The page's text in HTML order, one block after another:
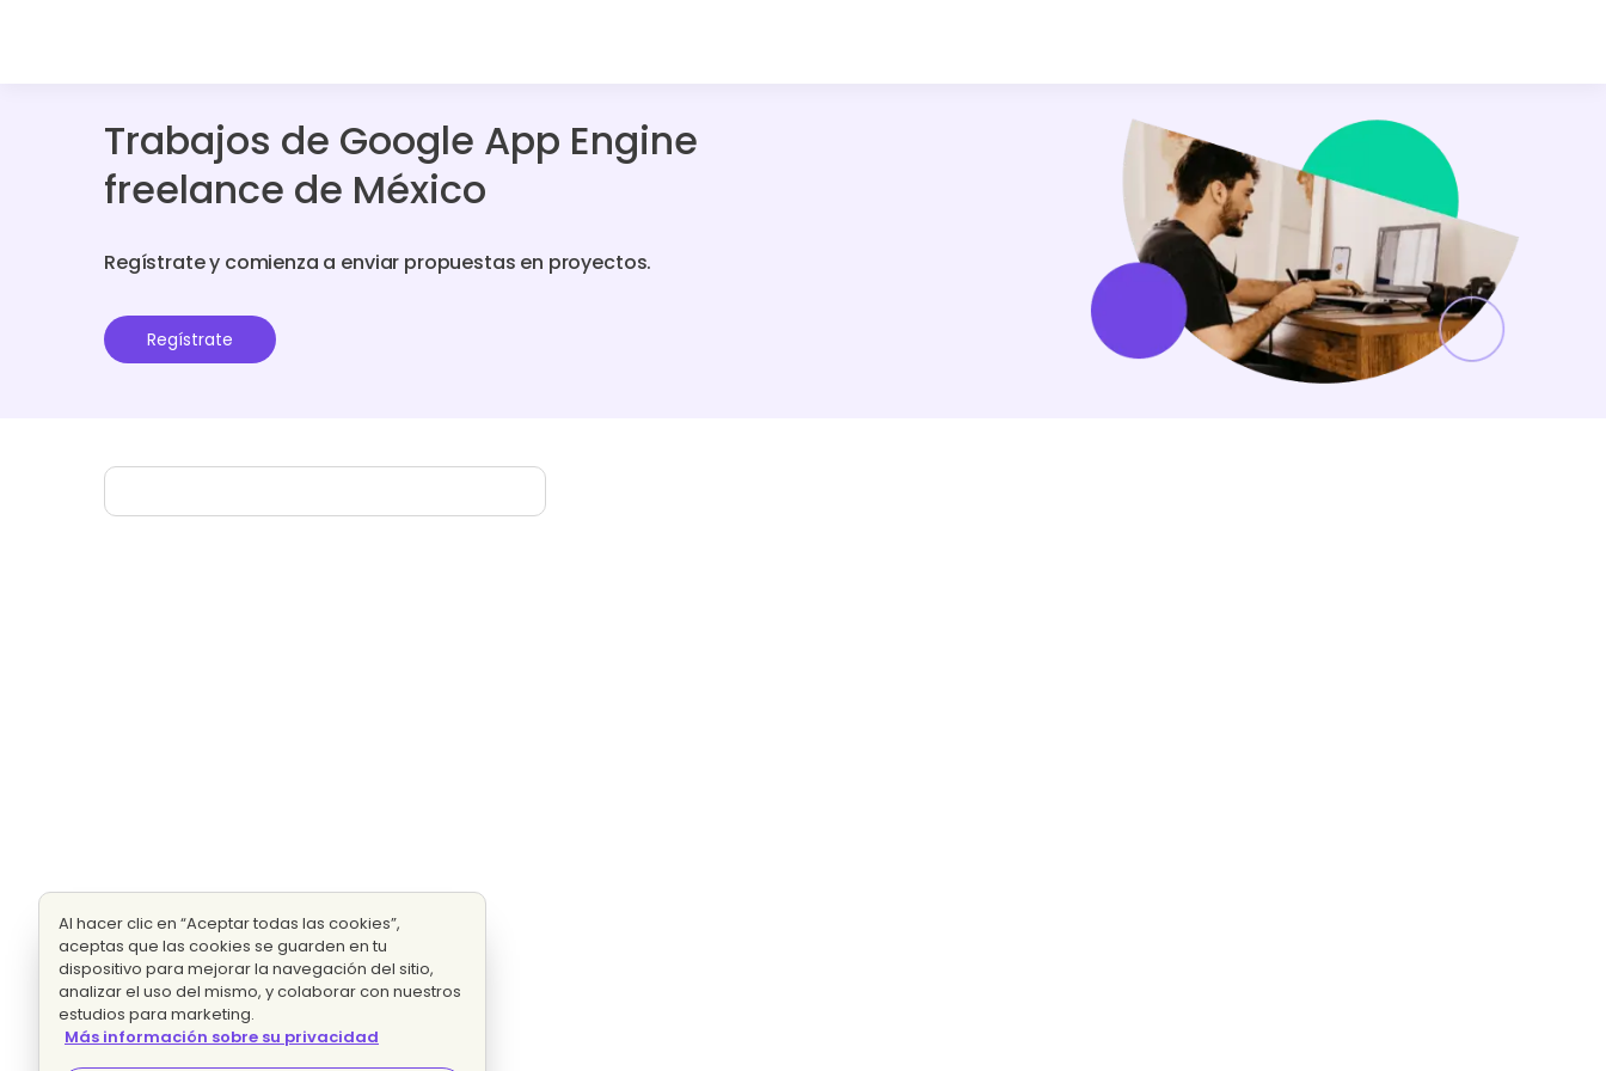
Trabajos de Google App Engine
freelance de México
Regístrate y comienza a enviar propuestas en proyectos.
Regístrate
Al hacer clic en “Aceptar todas las cookies”,
aceptas que las cookies se guarden en tu
dispositivo para mejorar la navegación del sitio,
analizar el uso del mismo, y colaborar con nuestros
estudios para marketing.
Más información sobre su privacidad